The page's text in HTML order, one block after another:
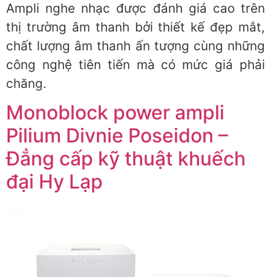
Ampli nghe nhạc được đánh giá cao trên
thị trường âm thanh bởi thiết kế đẹp mắt,
chất lượng âm thanh ấn tượng cùng những
công nghệ tiên tiến mà có mức giá phải
chăng.
Monoblock power ampli
Pilium Divnie Poseidon –
Đẳng cấp kỹ thuật khuếch
đại Hy Lạp